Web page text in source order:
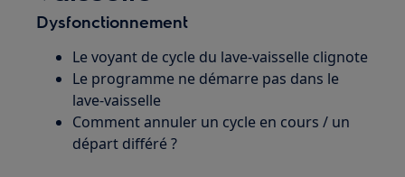
Dysfonctionnement
Le voyant de cycle du lave-vaisselle clignote
Le programme ne démarre pas dans le
lave-vaisselle
Comment annuler un cycle en cours / un
départ différé ?